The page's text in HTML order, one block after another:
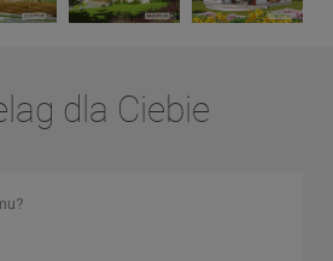
dla Ciebie